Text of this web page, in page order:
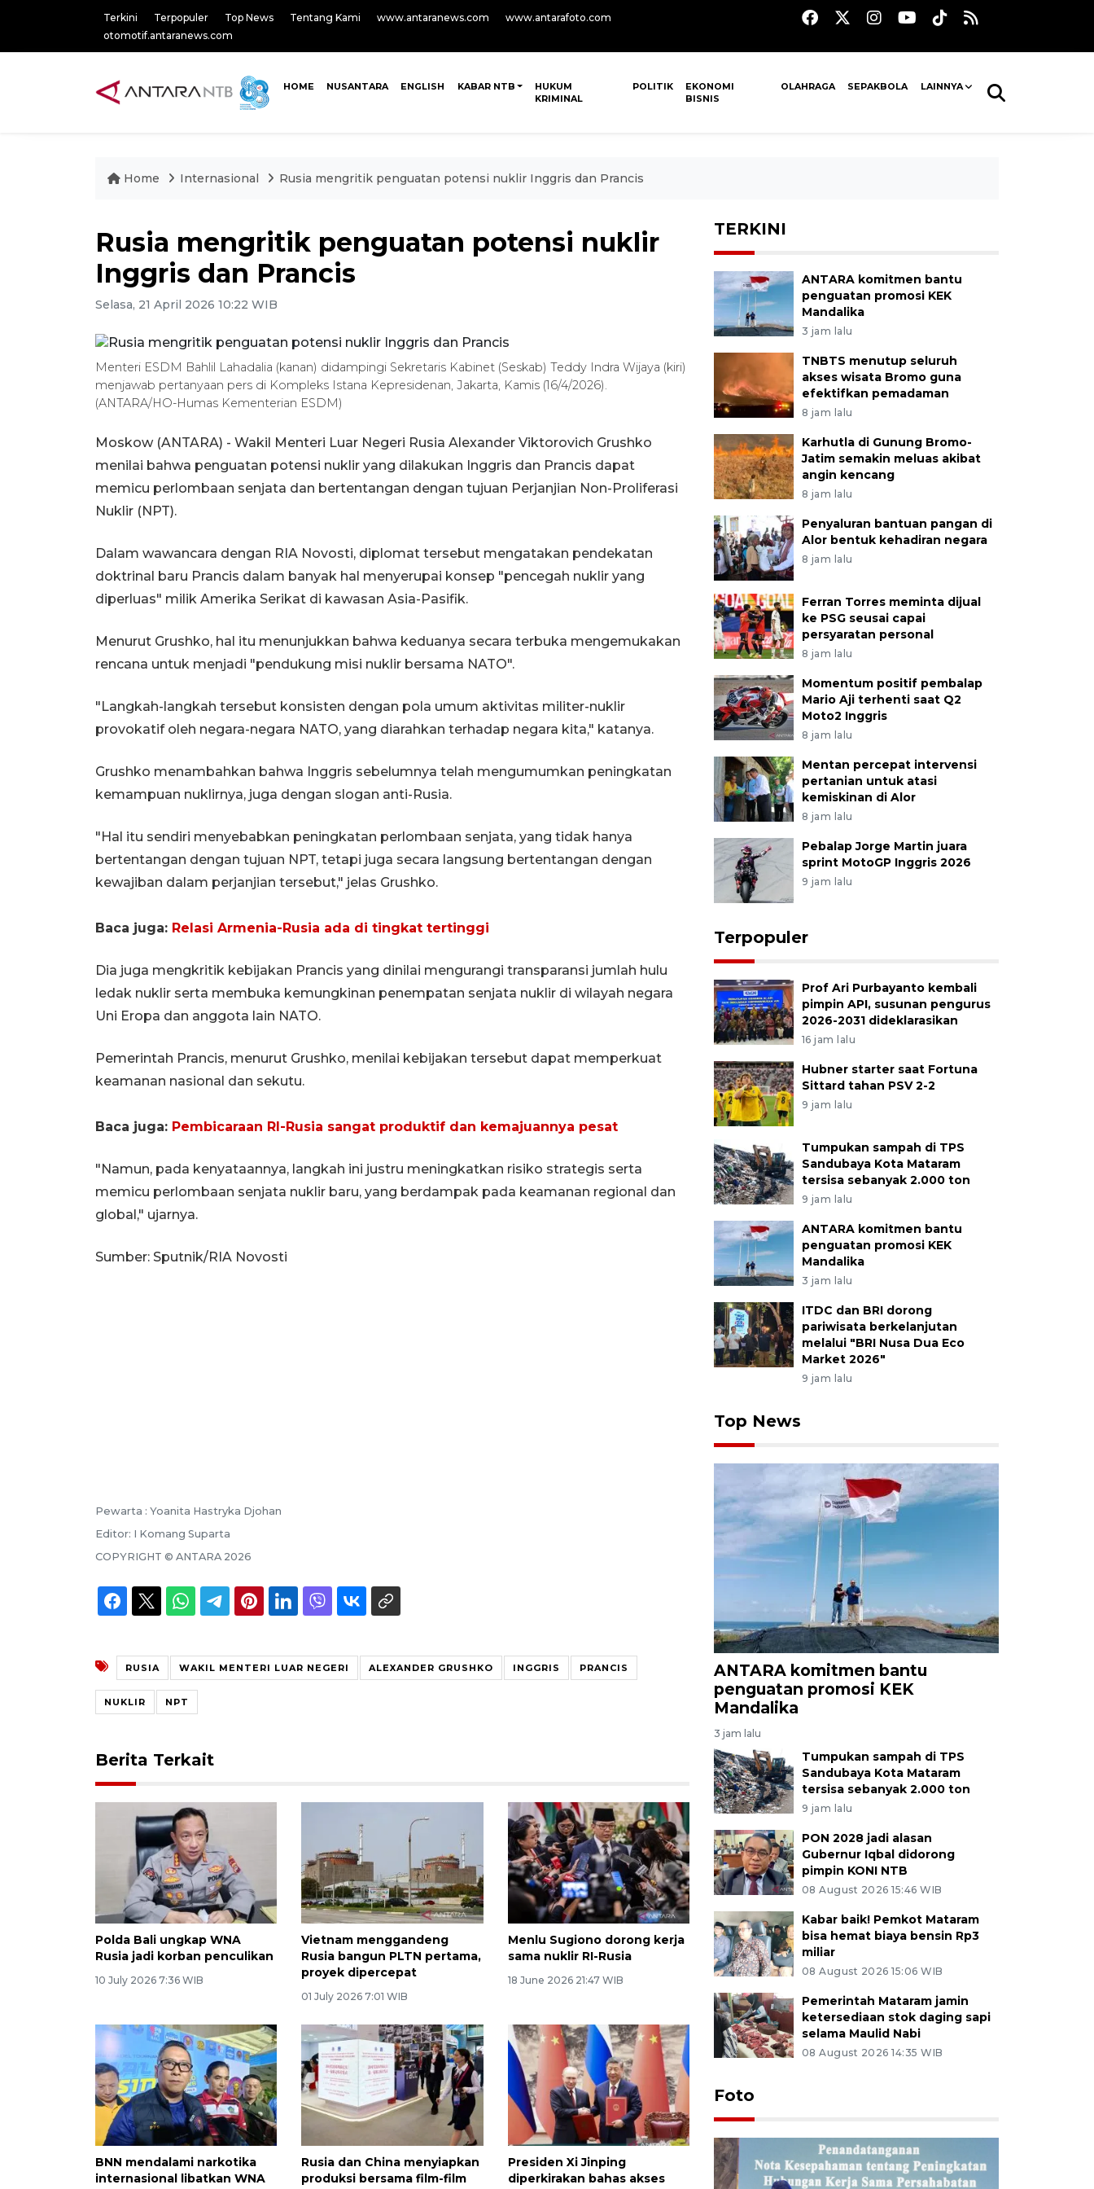
Terkini Terpopuler Top News Tentang Kami www.antaranews.com
www.antarafoto.com
otomotif.antaranews.com
HOME NUSANTARA ENGLISH KABAR NTB
HUKUM
KRIMINAL
POLITIK
EKONOMI
BISNIS
OLAHRAGA SEPAKBOLA LAINNYA
Home Internasional Rusia mengritik penguatan potensi nuklir Inggris dan Prancis
Rusia mengritik penguatan potensi nuklir
Inggris dan Prancis
Selasa, 21 April 2026 10:22 WIB
Menteri ESDM Bahlil Lahadalia (kanan) didampingi Sekretaris Kabinet (Seskab) Teddy Indra Wijaya (kiri)
menjawab pertanyaan pers di Kompleks Istana Kepresidenan, Jakarta, Kamis (16/4/2026).
(ANTARA/HO-Humas Kementerian ESDM)
Moskow (ANTARA) - Wakil Menteri Luar Negeri Rusia Alexander Viktorovich Grushko
menilai bahwa penguatan potensi nuklir yang dilakukan Inggris dan Prancis dapat
memicu perlombaan senjata dan bertentangan dengan tujuan Perjanjian Non-Proliferasi
Nuklir (NPT).
Dalam wawancara dengan RIA Novosti, diplomat tersebut mengatakan pendekatan
doktrinal baru Prancis dalam banyak hal menyerupai konsep "pencegah nuklir yang
diperluas" milik Amerika Serikat di kawasan Asia-Pasifik.
Menurut Grushko, hal itu menunjukkan bahwa keduanya secara terbuka mengemukakan
rencana untuk menjadi "pendukung misi nuklir bersama NATO".
"Langkah-langkah tersebut konsisten dengan pola umum aktivitas militer-nuklir
provokatif oleh negara-negara NATO, yang diarahkan terhadap negara kita," katanya.
Grushko menambahkan bahwa Inggris sebelumnya telah mengumumkan peningkatan
kemampuan nuklirnya, juga dengan slogan anti-Rusia.
"Hal itu sendiri menyebabkan peningkatan perlombaan senjata, yang tidak hanya
bertentangan dengan tujuan NPT, tetapi juga secara langsung bertentangan dengan
kewajiban dalam perjanjian tersebut," jelas Grushko.
Baca juga: Relasi Armenia-Rusia ada di tingkat tertinggi
Dia juga mengkritik kebijakan Prancis yang dinilai mengurangi transparansi jumlah hulu
ledak nuklir serta membuka kemungkinan penempatan senjata nuklir di wilayah negara
Uni Eropa dan anggota lain NATO.
Pemerintah Prancis, menurut Grushko, menilai kebijakan tersebut dapat memperkuat
keamanan nasional dan sekutu.
Baca juga: Pembicaraan RI-Rusia sangat produktif dan kemajuannya pesat
"Namun, pada kenyataannya, langkah ini justru meningkatkan risiko strategis serta
memicu perlombaan senjata nuklir baru, yang berdampak pada keamanan regional dan
global," ujarnya.
Sumber: Sputnik/RIA Novosti
Pewarta : Yoanita Hastryka Djohan
Editor: I Komang Suparta
COPYRIGHT © ANTARA 2026
RUSIA WAKIL MENTERI LUAR NEGERI ALEXANDER GRUSHKO INGGRIS PRANCIS
NUKLIR NPT
Berita Terkait
Polda Bali ungkap WNA
Rusia jadi korban penculikan
10 July 2026 7:36 WIB
Vietnam menggandeng
Rusia bangun PLTN pertama,
proyek dipercepat
01 July 2026 7:01 WIB
Menlu Sugiono dorong kerja
sama nuklir RI-Rusia
18 June 2026 21:47 WIB
BNN mendalami narkotika
internasional libatkan WNA
Rusia dan China menyiapkan
produksi bersama film-film
Presiden Xi Jinping
diperkirakan bahas akses
TERKINI
ANTARA komitmen bantu
penguatan promosi KEK
Mandalika
3 jam lalu
TNBTS menutup seluruh
akses wisata Bromo guna
efektifkan pemadaman
8 jam lalu
Karhutla di Gunung Bromo-
Jatim semakin meluas akibat
angin kencang
8 jam lalu
Penyaluran bantuan pangan di
Alor bentuk kehadiran negara
8 jam lalu
Ferran Torres meminta dijual
ke PSG seusai capai
persyaratan personal
8 jam lalu
Momentum positif pembalap
Mario Aji terhenti saat Q2
Moto2 Inggris
8 jam lalu
Mentan percepat intervensi
pertanian untuk atasi
kemiskinan di Alor
8 jam lalu
Pebalap Jorge Martin juara
sprint MotoGP Inggris 2026
9 jam lalu
Terpopuler
Prof Ari Purbayanto kembali
pimpin API, susunan pengurus
2026-2031 dideklarasikan
16 jam lalu
Hubner starter saat Fortuna
Sittard tahan PSV 2-2
9 jam lalu
Tumpukan sampah di TPS
Sandubaya Kota Mataram
tersisa sebanyak 2.000 ton
9 jam lalu
ANTARA komitmen bantu
penguatan promosi KEK
Mandalika
3 jam lalu
ITDC dan BRI dorong
pariwisata berkelanjutan
melalui "BRI Nusa Dua Eco
Market 2026"
9 jam lalu
Top News
ANTARA komitmen bantu
penguatan promosi KEK
Mandalika
3 jam lalu
Tumpukan sampah di TPS
Sandubaya Kota Mataram
tersisa sebanyak 2.000 ton
9 jam lalu
PON 2028 jadi alasan
Gubernur Iqbal didorong
pimpin KONI NTB
08 August 2026 15:46 WIB
Kabar baik! Pemkot Mataram
bisa hemat biaya bensin Rp3
miliar
08 August 2026 15:06 WIB
Pemerintah Mataram jamin
ketersediaan stok daging sapi
selama Maulid Nabi
08 August 2026 14:35 WIB
Foto